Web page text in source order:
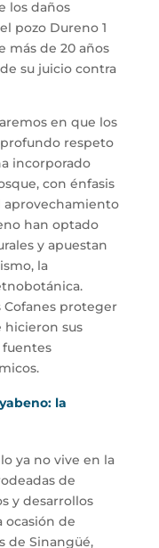
los daños
pozo Dureno 1
más de 20 años
su juicio contra
en que los
respeto
incorporado
con énfasis
aprovechamiento
han optado
y apuestan
la
proteger
hicieron sus
fuentes
la
ya no vive en la
de
y desarrollos
ocasión de
de Sinangüé,